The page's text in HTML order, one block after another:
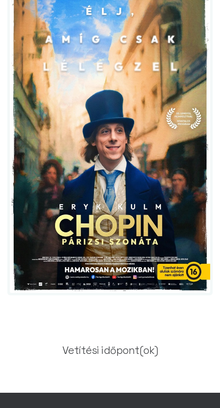
Vetítési időpont(ok)